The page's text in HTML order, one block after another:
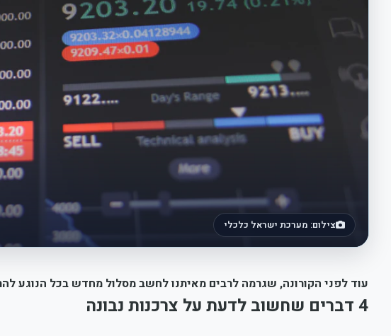
צילום: מערכת ישראל כלכלי
עוד לפני הקורונה, שגרמה לרבים מאיתנו לחשב מסלול מחדש בכל הנוגע
4 דברים שחשוב לדעת על צרכנות נבונה